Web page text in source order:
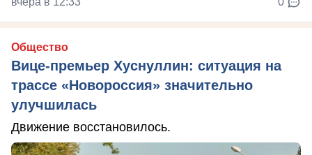
Общество
Вице-премьер Хуснуллин: ситуация на
трассе «Новороссия» значительно
улучшилась
Движение восстановилось.